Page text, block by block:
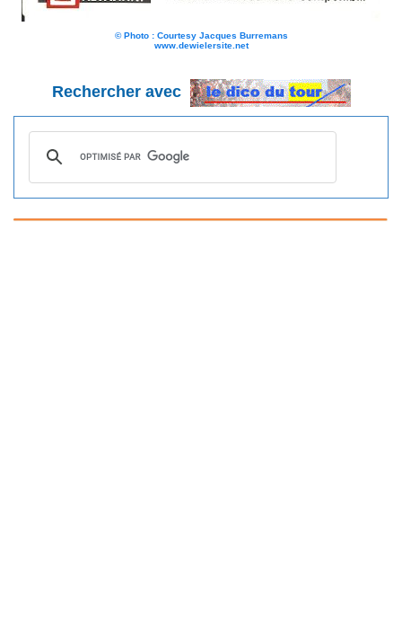
© Photo : Courtesy Jacques Burremans
www.dewielersite.net
Rechercher avec